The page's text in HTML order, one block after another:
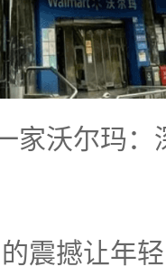
家沃尔玛：
震撼让年